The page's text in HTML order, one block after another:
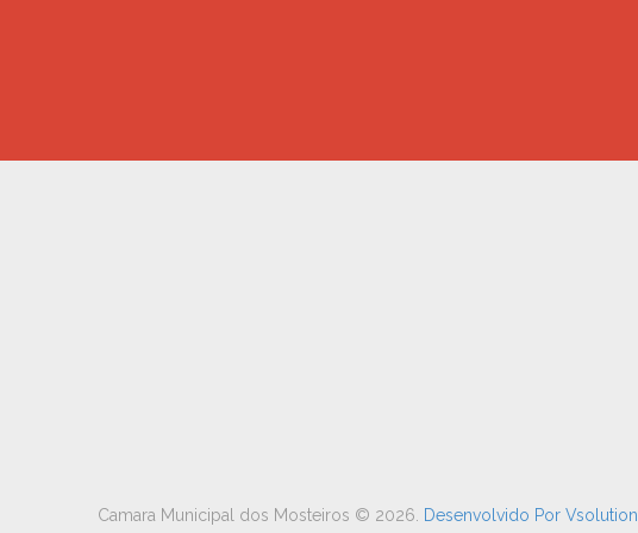
Camara Municipal dos Mosteiros © 2026 Desenvolvido Por